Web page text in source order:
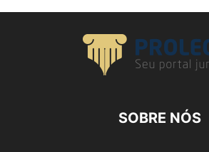
SOBRE NÓS